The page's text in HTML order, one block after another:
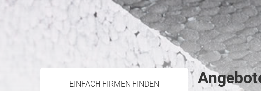
EINFACH FIRMEN FINDEN